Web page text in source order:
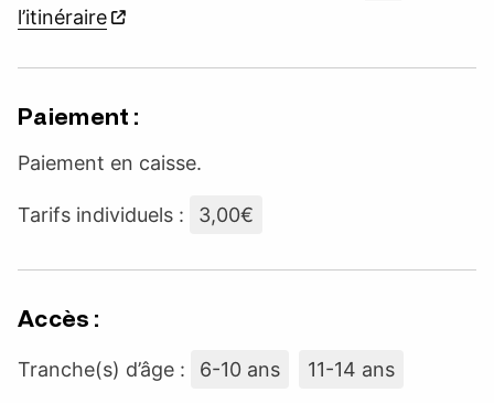
l’itinéraire
Paiement :
Paiement en caisse.
Tarifs individuels : 3,00€
Accès :
Tranche(s) d’âge : 6-10 ans 11-14 ans